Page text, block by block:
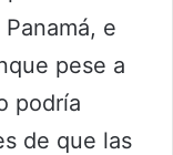
e
pese a
podría
de que las